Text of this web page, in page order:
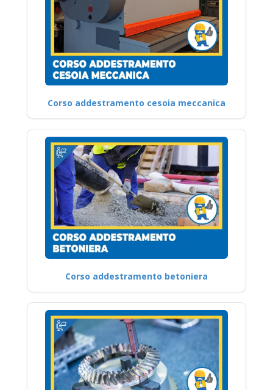
Corso addestramento cesoia meccanica
Corso addestramento betoniera